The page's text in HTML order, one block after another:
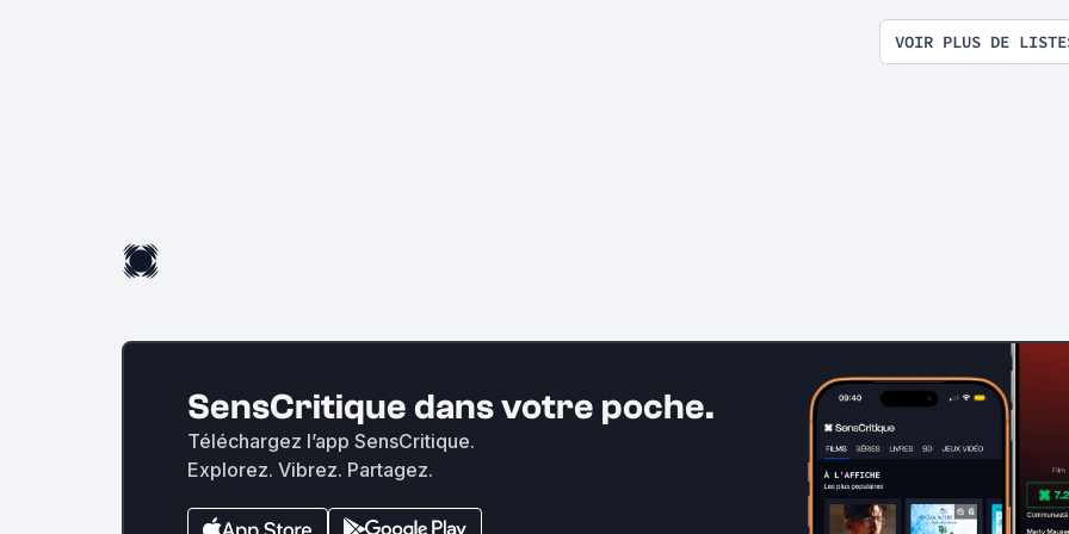
VOIR PLUS DE
SensCritique dans votre poche.
Téléchargez l’app SensCritique.
Explorez. Vibrez. Partagez.